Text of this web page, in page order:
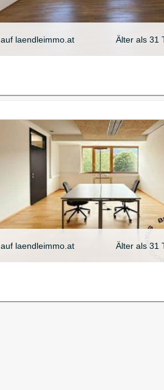
auf laendleimmo.at Älter als 31
auf laendleimmo.at Älter als 31